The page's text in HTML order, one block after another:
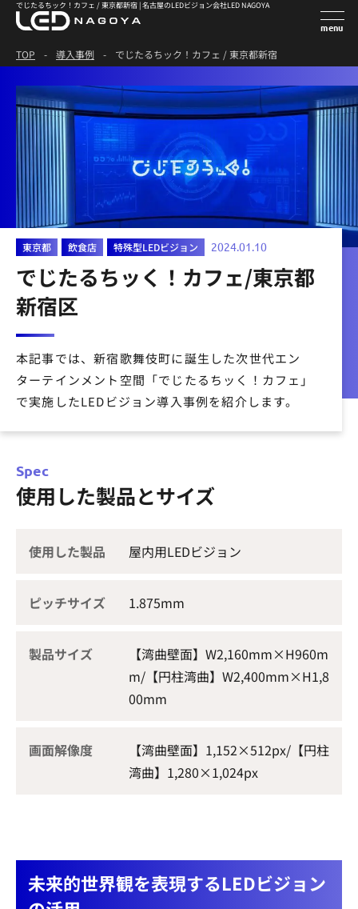
でじたるちック！カフェ / 東京都新宿 | 名古屋のLEDビジョン会社LED NAGOYA
TOP - 導入事例 - でじたるちック！カフェ / 東京都新宿
東京都 飲食店 特殊型LEDビジョン 2024.01.10
でじたるちッく！カフェ/東京都
新宿区
本記事では、新宿歌舞伎町に誕生した次世代エン
ターテインメント空間「でじたるちッく！カフェ」
で実施したLEDビジョン導入事例を紹介します。
Spec
使用した製品とサイズ
使用した製品 屋内用LEDビジョン
ピッチサイズ 1.875mm
製品サイズ
【湾曲壁面】W2,160mm×H960m
m/【円柱湾曲】W2,400mm×H1,8
00mm
画面解像度
【湾曲壁面】1,152×512px/【円柱
湾曲】1,280×1,024px
未来的世界観を表現するLEDビジョン